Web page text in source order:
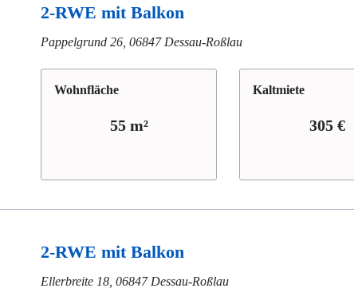
2-RWE mit Balkon
Pappelgrund 26, 06847 Dessau-Roßlau
Wohn­fläche
55 m²
Kaltmiete
305 €
2-RWE mit Balkon
Ellerbreite 18, 06847 Dessau-Roßlau